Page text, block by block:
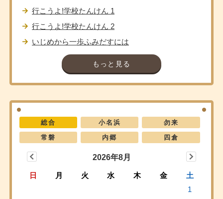
行こうよ!学校たんけん 1
行こうよ!学校たんけん 2
いじめから一歩ふみだすには
もっと見る
総合 小名浜 勿来
常磐 内郷 四倉
2026年8月
日 月 火 水 木 金
土
1